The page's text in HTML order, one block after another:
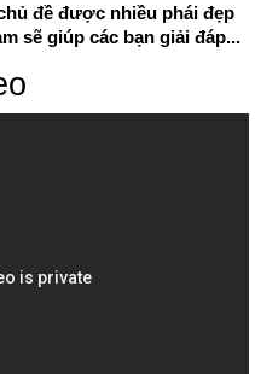
đề được nhiều phái đẹp
sẽ giúp các bạn giải đáp...